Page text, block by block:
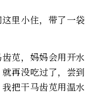
这里小住，带了一袋
苋，妈妈会用开水
再没吃过了，尝到
把干马齿苋用温水